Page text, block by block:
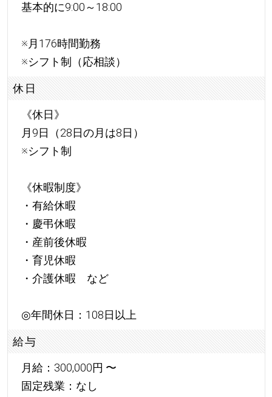
基本的に9:00～18:00
※月176時間勤務
※シフト制（応相談）
休日
《休日》
月9日（28日の月は8日）
※シフト制
《休暇制度》
・有給休暇
・慶弔休暇
・産前後休暇
・育児休暇
・介護休暇 など
◎年間休日：108日以上
給与
月給：300,000円 〜
固定残業：なし